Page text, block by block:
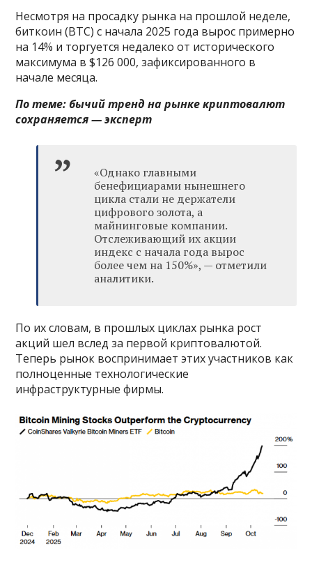
Несмотря на просадку рынка на прошлой неделе,
биткоин (BTC) с начала 2025 года вырос примерно
на 14% и торгуется недалеко от исторического
максимума в $126 000, зафиксированного в
начале месяца.
По теме:бычий тренд на рынке криптовалют
сохраняется — эксперт
«Однако главными
бенефициарами нынешнего
цикла стали не держатели
цифрового золота, а
майнинговые компании.
Отслеживающий их акции
индекс с начала года вырос
более чем на 150%», — отметили
аналитики.
По их словам, в прошлых циклах рынка рост
акций шел вслед за первой криптовалютой.
Теперь рынок воспринимает этих участников как
полноценные технологические
инфраструктурные фирмы.